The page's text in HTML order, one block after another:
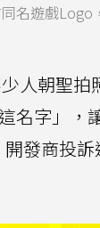
名遊戲Logo
人朝聖拍
名字」，
發商投